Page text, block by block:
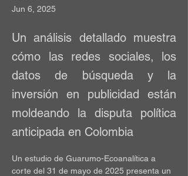
Jun 6, 2025
Un análisis detallado muestra
cómo las redes sociales, los
datos de búsqueda y la
inversión en publicidad están
moldeando la disputa política
anticipada en Colombia
Un estudio de Guarumo-Ecoanalítica a
corte del 31 de mayo de 2025 presenta un